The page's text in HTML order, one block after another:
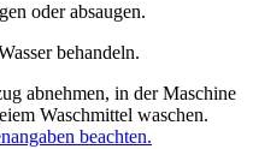
oder absaugen.
behandeln.
abnehmen, in der Maschine
Waschmittel waschen.
beachten.